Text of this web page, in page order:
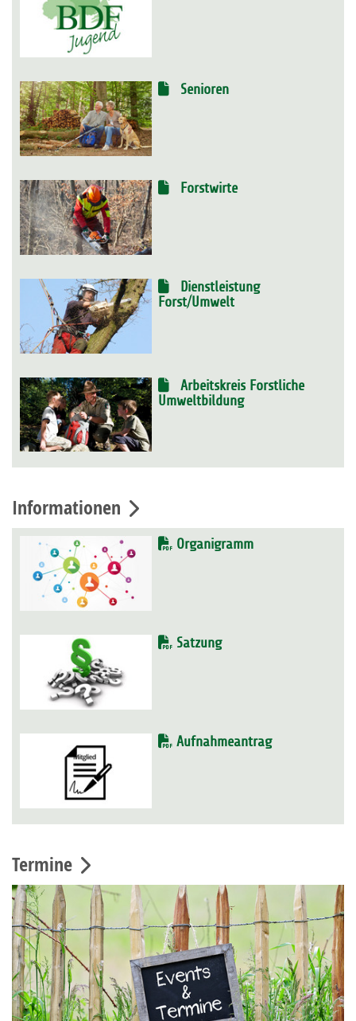
Senioren
Forstwirte
Dienstleistung
Forst/Umwelt
Arbeitskreis Forstliche
Umweltbildung
Informationen
Organigramm
Satzung
Aufnahmeantrag
Termine